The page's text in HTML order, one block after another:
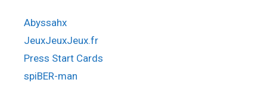
Abyssahx
JeuxJeuxJeux.fr
Press Start Cards
spiBER-man